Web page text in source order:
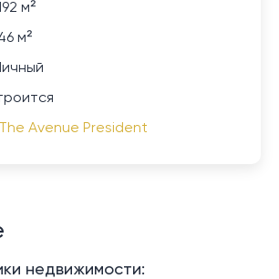
м²
м²
The Avenue President
недвижимости: